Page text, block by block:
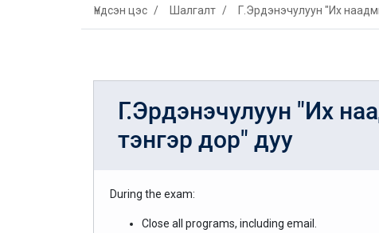
Үндсэн цэс Шалгалт Г.Эрдэнэчулуун "Их
Г.Эрдэнэчулуун "Их
тэнгэр дор" дуу
During the exam:
Close all programs, including email.